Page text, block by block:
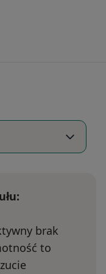
brak
to